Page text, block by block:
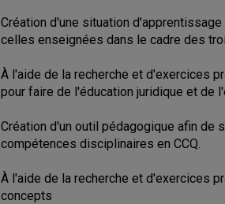
Création d'une situation
celles enseignées dans le cadre des
À l'aide de la recherche et d'exercices
pour faire de l'éducation juridique et de
Création d'un outil pédagogique afin de
compétences disciplinaires en CCQ.
À l'aide de la recherche et d'exercices
concepts